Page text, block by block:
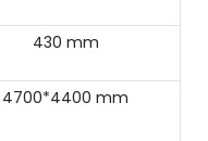
430 mm
4700*4400 mm